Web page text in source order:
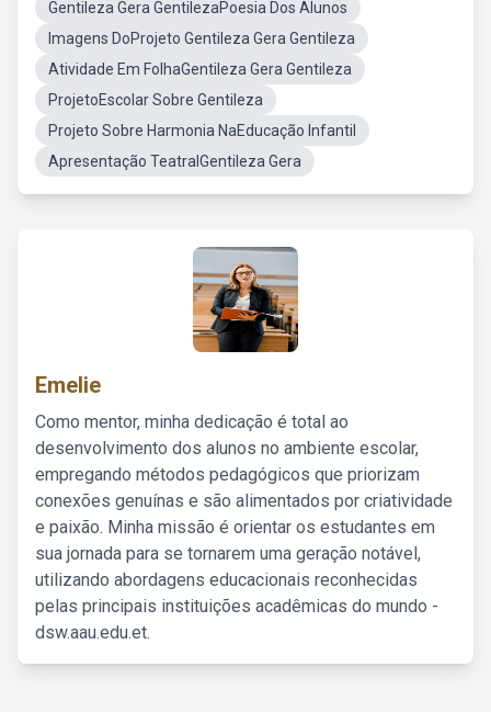
Gentileza Gera GentilezaPoesia Dos Alunos
Imagens DoProjeto Gentileza Gera Gentileza
Atividade Em FolhaGentileza Gera Gentileza
ProjetoEscolar Sobre Gentileza
Projeto Sobre Harmonia NaEducação Infantil
Apresentação TeatralGentileza Gera
Emelie
Como mentor, minha dedicação é total ao
desenvolvimento dos alunos no ambiente escolar,
empregando métodos pedagógicos que priorizam
conexões genuínas e são alimentados por criatividade
e paixão. Minha missão é orientar os estudantes em
sua jornada para se tornarem uma geração notável,
utilizando abordagens educacionais reconhecidas
pelas principais instituições acadêmicas do mundo -
dsw.aau.edu.et.